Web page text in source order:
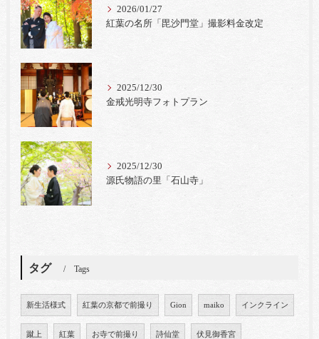
2026/01/27
紅葉の名所「毘沙門堂」撮影料金改定
2025/12/30
金戒光明寺フォトプラン
2025/12/30
源氏物語の里「石山寺」
タグ Tags
新生活様式 紅葉の京都で前撮り Gion maiko インクライン
蹴上 紅葉 お寺で前撮り 詩仙堂 伏見御香宮